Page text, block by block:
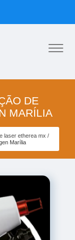
DE
MARÍLIA
laser etherea mx
Marília